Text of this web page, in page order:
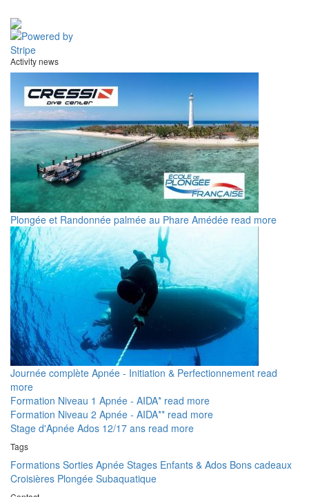
Activity news
Plongée et Randonnée palmée au Phare Amédée read more
Journée complète Apnée - Initiation & Perfectionnement read
more
Formation Niveau 1 Apnée - AIDA* read more
Formation Niveau 2 Apnée - AIDA** read more
Stage d'Apnée Ados 12/17 ans read more
Tags
Formations Sorties Apnée Stages Enfants & Ados Bons cadeaux
Croisières Plongée Subaquatique